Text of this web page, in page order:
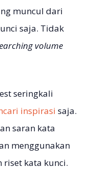
muncul dari
saja. Tidak
volume
seringkali
inspirasi saja.
saran kata
menggunakan
kata kunci.